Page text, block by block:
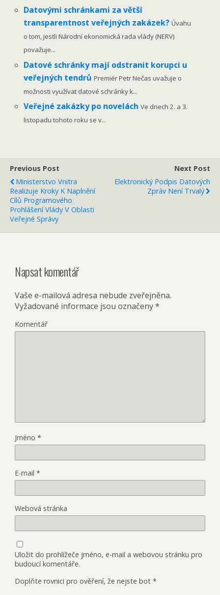
Datovými schránkami za větší
transparentnost veřejných zakázek?Úvahu
o tom, jestli Národní ekonomická rada vlády (NERV)
považuje...
Datové schránky mají odstranit korupci u
veřejných tendrůPremiér Petr Nečas uvažuje o
možnosti využívat datové schránky k...
Veřejné zakázky po noveláchVe dnech 2. a 3.
listopadu tohoto roku se v...
Previous Post
Ministerstvo Vnitra
Realizuje Kroky K Naplnění
Cílů Programového
Prohlášení Vlády V Oblasti
Veřejné Správy
Next Post
Elektronický Podpis Datových
Zpráv Není Trvalý
Napsat komentář
Vaše e-mailová adresa nebude zveřejněna.
Vyžadované informace jsou označeny*
Komentář
Jméno *
E-mail *
Webová stránka
Uložit do prohlížeče jméno, e-mail a webovou stránku pro
budoucí komentáře.
Doplňte rovnici pro ověření, že nejste bot *